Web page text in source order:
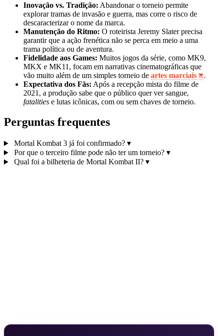
Inovação vs. Tradição: Abandonar o torneio permite
explorar tramas de invasão e guerra, mas corre o risco de
descaracterizar o nome da marca.
Manutenção do Ritmo: O roteirista Jeremy Slater precisa
garantir que a ação frenética não se perca em meio a uma
trama política ou de aventura.
Fidelidade aos Games: Muitos jogos da série, como MK9,
MKX e MK11, focam em narrativas cinematográficas que
vão muito além de um simples torneio de artes marciais
.
Expectativa dos Fãs: Após a recepção mista do filme de
2021, a produção sabe que o público quer ver sangue,
fatalities e lutas icônicas, com ou sem chaves de torneio.
Perguntas frequentes
Mortal Kombat 3 já foi confirmado? ▾
Por que o terceiro filme pode não ter um torneio? ▾
Qual foi a bilheteria de Mortal Kombat II? ▾